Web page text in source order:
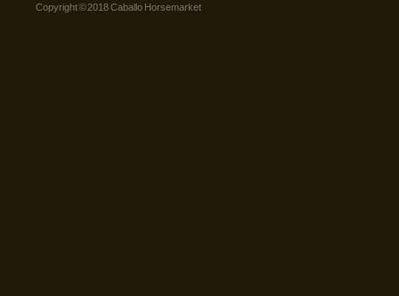
Copyright © 2018 Caballo Horsemarket